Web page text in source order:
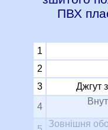
ПВХ
1
2
3
Джгут
4
Зовнішня